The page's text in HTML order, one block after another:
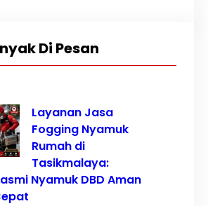
Di Pesan
Layanan Jasa
Fogging Nyamuk
Rumah di
Tasikmalaya:
Nyamuk DBD Aman